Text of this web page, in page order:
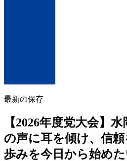
最新の保存
【2026年度党大会】
の声に耳を傾け、信
歩みを今日から始め